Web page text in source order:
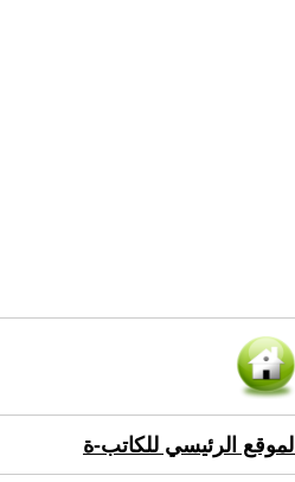
الموقع الرئيسي للكاتب-ة